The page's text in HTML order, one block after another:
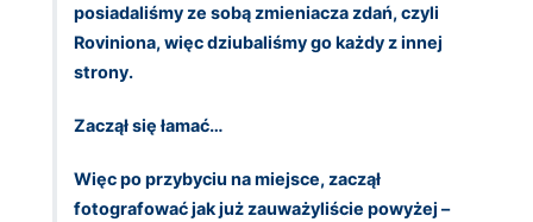
posiadaliśmy ze sobą zmieniacza zdań, czyli
Roviniona, więc dziubaliśmy go każdy z innej
strony.
Zaczął się łamać…
Więc po przybyciu na miejsce, zaczął
fotografować jak już zauważyliście powyżej –